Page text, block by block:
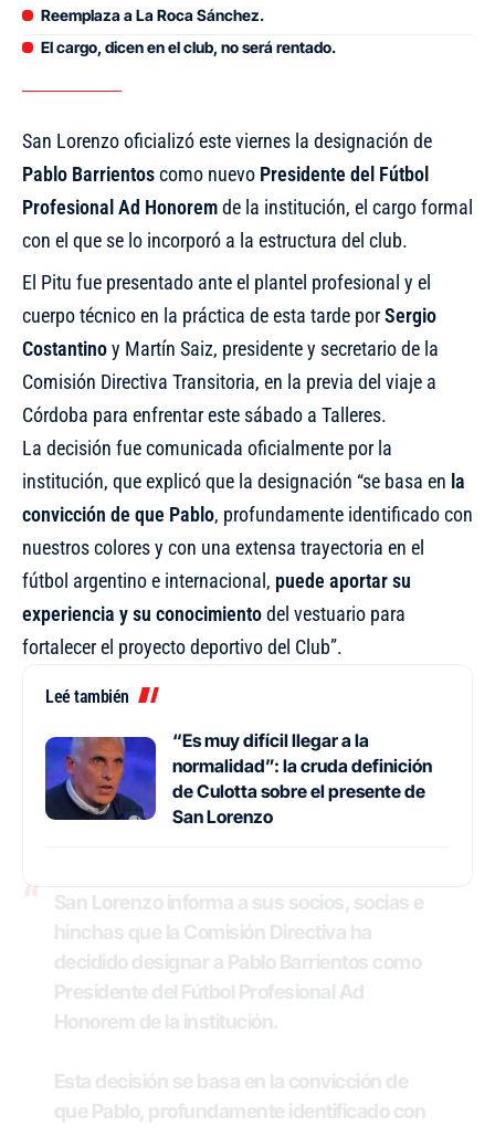
Reemplaza a La Roca Sánchez.
El cargo, dicen en el club, no será rentado.
San Lorenzo oficializó este viernes la designación de
Pablo Barrientoscomo nuevo Presidente del Fútbol
Profesional Ad Honoremde la institución, el cargo formal
con el que se lo incorporó a la estructura del club.
El Pitu fue presentado ante el plantel profesional y el
cuerpo técnico en la práctica de esta tarde porSergio
Costantinoy Martín Saiz, presidente y secretario de la
Comisión Directiva Transitoria, en la previa del viaje a
Córdoba para enfrentar este sábado a Talleres.
La decisión fue comunicada oficialmente por la
institución, que explicó que la designación “se basa en la
convicción de que Pablo, profundamente identificado con
nuestros colores y con una extensa trayectoria en el
fútbol argentino e internacional, puede aportar su
experiencia y su conocimientodel vestuario para
fortalecer el proyecto deportivo del Club”.
Leé también
“Es muy difícil llegar a la
normalidad”: la cruda definición
de Culotta sobre el presente de
San Lorenzo
San Lorenzo informa a sus socios, socias e
hinchas que la Comisión Directiva ha
decidido designar a Pablo Barrientos como
Presidente del Fútbol Profesional Ad
Honorem de la institución.
Esta decisión se basa en la convicción de
que Pablo, profundamente identificado con